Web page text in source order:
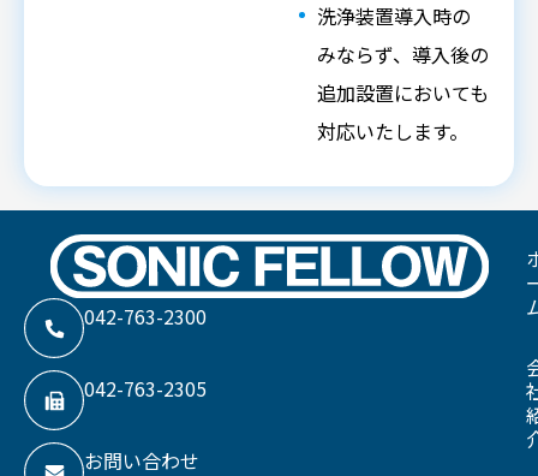
洗浄装置導入時の
みならず、導入後の
追加設置においても
対応いたします。
042-763-2300
042-763-2305
お問い合わせ